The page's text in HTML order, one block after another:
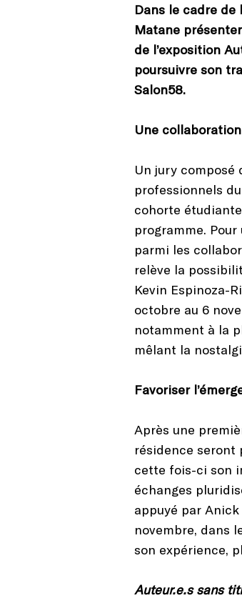
Dans le cadre de
Matane
de l’exposition
poursuivre son
Salon58.
Une
Un jury composé
professionnels
cohorte
programme.
parmi les
relève la
Kevin Espinoza-
octobre au 6
notamment à la
mêlant la
Favoriser
Après une
résidence seront
cette fois-ci son
échanges
appuyé par
novembre, dans
son expérience,
Auteur.e.s sans